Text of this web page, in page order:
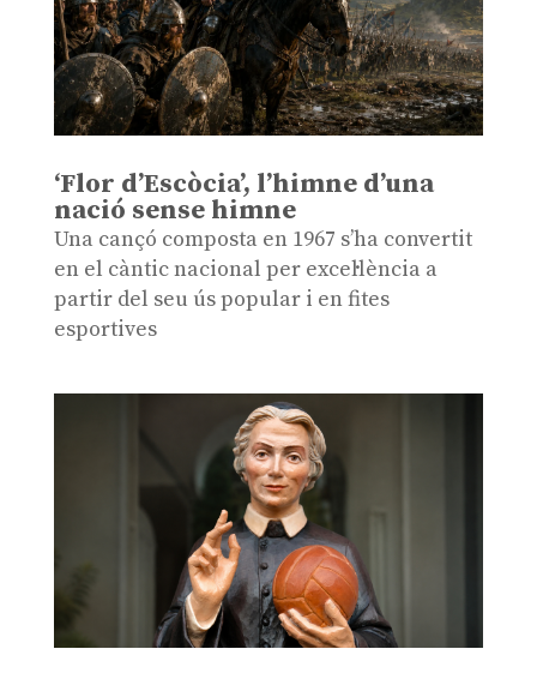
‘Flor d’Escòcia’, l’himne d’una
nació sense himne
Una cançó composta en 1967 s’ha convertit
en el càntic nacional per excel·lència a
partir del seu ús popular i en fites
esportives